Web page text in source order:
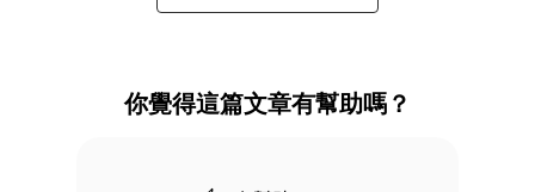
你覺得這篇文章有幫助嗎？